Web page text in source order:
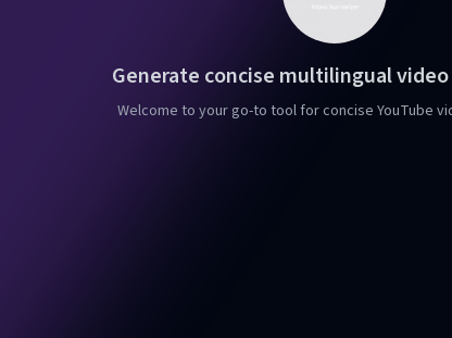
Generate concise multilingual
Welcome to your go-to tool for concise YouTube